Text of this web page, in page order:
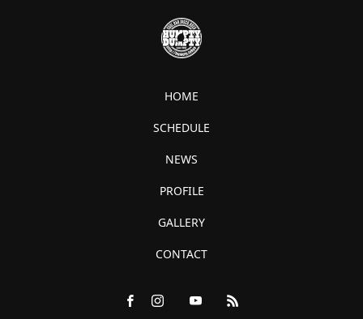
HOME
SCHEDULE
NEWS
PROFILE
GALLERY
CONTACT